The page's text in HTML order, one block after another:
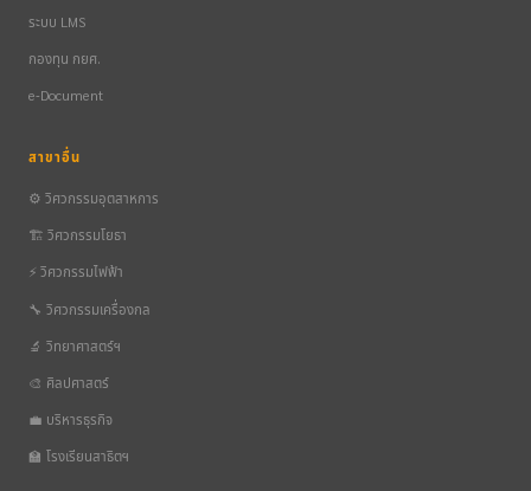
ระบบ LMS
กองทุน กยศ.
e-Document
สาขาอื่น
⚙️ วิศวกรรมอุตสาหการ
🏗️ วิศวกรรมโยธา
⚡ วิศวกรรมไฟฟ้า
🔧 วิศวกรรมเครื่องกล
🔬 วิทยาศาสตร์ฯ
🎨 ศิลปศาสตร์
💼 บริหารธุรกิจ
🏫 โรงเรียนสาธิตฯ